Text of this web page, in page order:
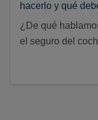
hacerlo y qué
¿De qué
el seguro del